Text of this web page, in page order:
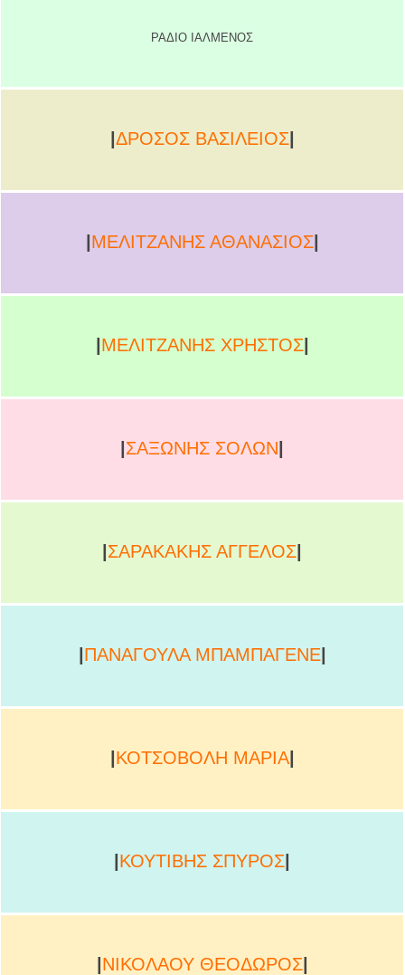
ΡΑΔΙΟ ΙΑΛΜΕΝΟΣ
ΔΡΟΣΟΣ ΒΑΣΙΛΕΙΟΣ|
ΜΕΛΙΤΖΑΝΗΣ ΑΘΑΝΑΣΙΟΣ|
ΜΕΛΙΤΖΑΝΗΣ ΧΡΗΣΤΟΣ|
ΣΑΞΩΝΗΣ ΣΟΛΩΝ
ΣΑΡΑΚΑΚΗΣ ΑΓΓΕΛΟΣ
ΠΑΝΑΓΟΥΛΑ ΜΠΑΜΠΑΓΕΝΕ|
ΚΟΤΣΟΒΟΛΗ ΜΑΡΙΑ|
ΚΟΥΤΙΒΗΣ ΣΠΥΡΟΣ
ΝΙΚΟΛΑΟΥ ΘΕΟΔΩΡΟΣ|